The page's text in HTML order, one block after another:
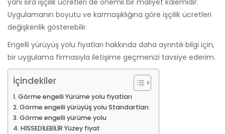
yanı sıra işçilik ücretleri de önemli bir maliyet kalemidir.
Uygulamanın boyutu ve karmaşıklığına göre işçilik ücretleri
değişkenlik gösterebilir.
Engelli yürüyüş yolu fiyatları hakkında daha ayrıntılı bilgi için,
bir uygulama firmasıyla iletişime geçmenizi tavsiye ederim.
İçindekiler
Görme engelli Yürüme yolu fiyatları
Görme engelli yürüyüş yolu Standartları
Görme engelli yürüme yolu
HİSSEDİLEBİLİR Yüzey fiyat